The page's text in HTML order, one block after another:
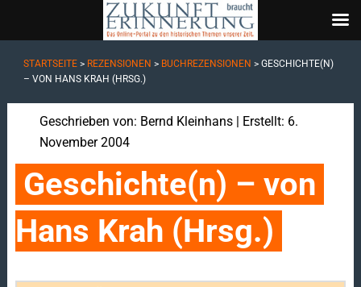
STARTSEITE> REZENSIONEN > BUCHREZENSIONEN > GESCHICHTE(N)
– VON HANS KRAH (HRSG.)
Geschrieben von: Bernd Kleinhans| Erstellt: 6.
November 2004
Geschichte(n) – von
Hans Krah (Hrsg.)